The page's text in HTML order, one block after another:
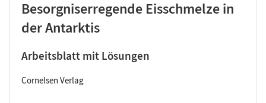
Besorgniserregende Eisschmelze in
der Antarktis
Arbeitsblatt mit Lösungen
Cornelsen Verlag